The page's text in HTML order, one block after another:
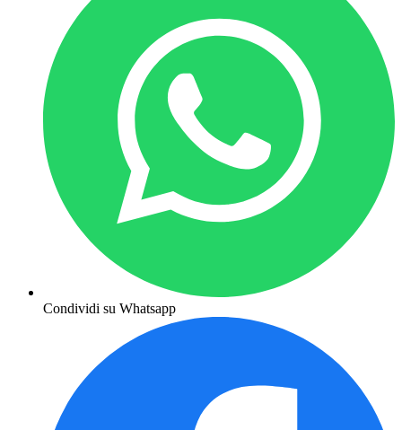
Condividi su Whatsapp